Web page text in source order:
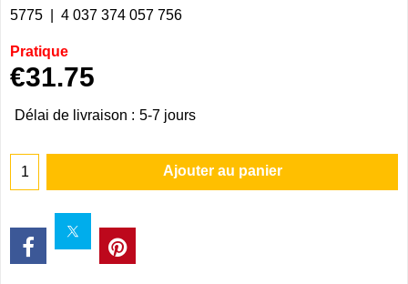
5775 4 037 374 057 756
Pratique
€31.75
Délai de livraison : 5-7 jours
Ajouter au panier